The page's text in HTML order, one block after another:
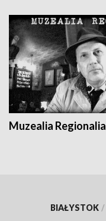
Muzealia Regionalia
BIAŁYSTOK /